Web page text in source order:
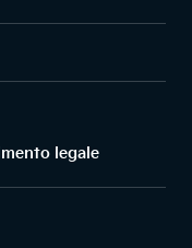
legale